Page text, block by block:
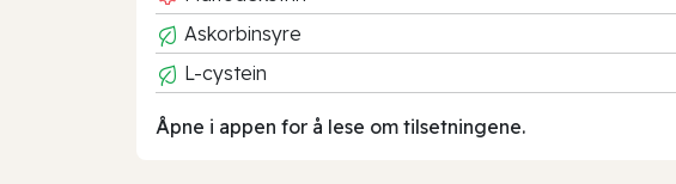
Askorbinsyre
L-cystein
Åpne i appen for å lese om tilsetningene.